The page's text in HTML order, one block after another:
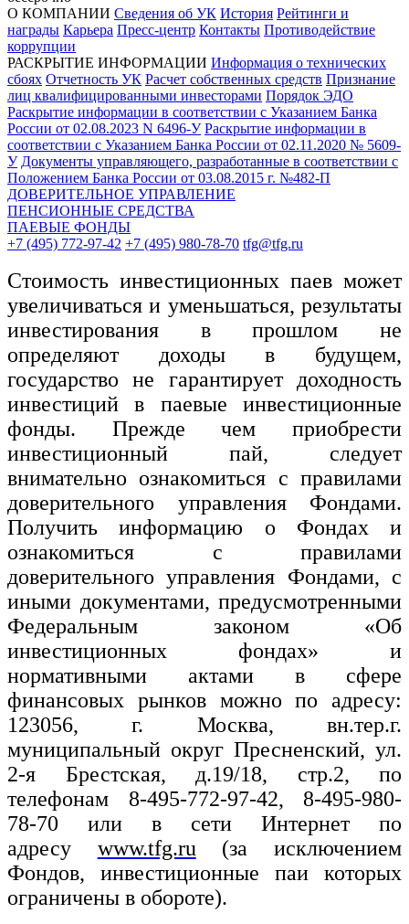
О КОМПАНИИ Сведения об УК История Рейтинги и
награды Карьера Пресс-центр Контакты Противодействие
коррупции
РАСКРЫТИЕ ИНФОРМАЦИИ Информация о технических
сбоях Отчетность УК Расчет собственных средств Признание
лиц квалифицированными инвесторами Порядок ЭДО
Раскрытие информации в соответствии с Указанием Банка
России от 02.08.2023 N 6496-У Раскрытие информации в
соответствии с Указанием Банка России от 02.11.2020 № 5609-
У Документы управляющего, разработанные в соответствии с
Положением Банка России от 03.08.2015 г. №482-П
ДОВЕРИТЕЛЬНОЕ УПРАВЛЕНИЕ
ПЕНСИОННЫЕ СРЕДСТВА
ПАЕВЫЕ ФОНДЫ
+7 (495) 772-97-42 +7 (495) 980-78-70 tfg@tfg.ru
Стоимость инвестиционных паев может
увеличиваться и уменьшаться, результаты
инвестирования в прошлом не
определяют доходы в будущем,
государство не гарантирует доходность
инвестиций в паевые инвестиционные
фонды. Прежде чем приобрести
инвестиционный пай, следует
внимательно ознакомиться с правилами
доверительного управления Фондами.
Получить информацию о Фондах и
ознакомиться с правилами
доверительного управления Фондами, с
иными документами, предусмотренными
Федеральным законом «Об
инвестиционных фондах» и
нормативными актами в сфере
финансовых рынков можно по адресу:
123056, г. Москва, вн.тер.г.
муниципальный округ Пресненский, ул.
2-я Брестская, д.19/18, стр.2, по
телефонам 8-495-772-97-42, 8-495-980-
78-70 или в сети Интернет по
адресу www.tfg.ru(за исключением
Фондов, инвестиционные паи которых
ограничены в обороте).